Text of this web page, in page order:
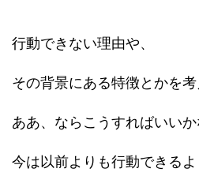
行動できない理由や、
その背景にある特徴とかを
ああ、ならこうすればいいか
今は以前よりも行動できる